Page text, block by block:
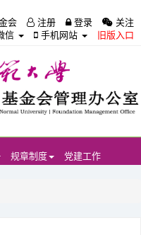
会
注册 登录
关注
信
手机网站 旧版入口
规章制度 党建工作